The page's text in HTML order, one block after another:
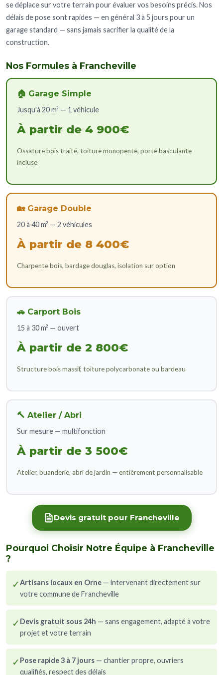
se déplace sur votre terrain pour évaluer vos besoins précis. Nos
délais de pose sont rapides — en général 3 à 5 jours pour un
garage standard — sans jamais sacrifier la qualité de la
construction.
Nos Formules à Francheville
🏠 Garage Simple
Jusqu'à 20 m² — 1 véhicule
À partir de 4 900€
Ossature bois traité, toiture monopente, porte basculante
incluse
🏡 Garage Double
20 à 40 m² — 2 véhicules
À partir de 8 400€
Charpente bois, bardage douglas, isolation sur option
🚗 Carport Bois
15 à 30 m² — ouvert
À partir de 2 800€
Structure bois massif, toiture polycarbonate ou bardeau
🔨 Atelier / Abri
Sur mesure — multifonction
À partir de 3 500€
Atelier, buanderie, abri de jardin — entièrement personnalisable
Devis gratuit pour Francheville
Pourquoi Choisir Notre Équipe à Francheville
?
✓Artisans locaux en Orne — intervenant directement sur
votre commune de Francheville
✓ Devis gratuit sous 24h — sans engagement, adapté à votre
projet et votre terrain
✓ Pose rapide 3 à 7 jours — chantier propre, ouvriers
qualifiés, respect des délais